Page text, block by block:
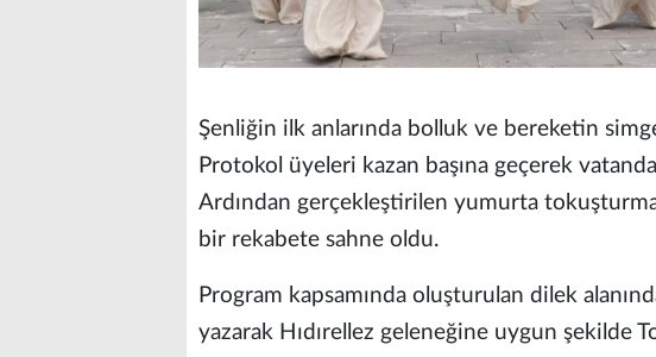
Şenliğin ilk anlarında bolluk ve bereketin
Protokol üyeleri kazan başına geçerek
Ardından gerçekleştirilen yumurta tokuşturma
bir rekabete sahne oldu.
Program kapsamında oluşturulan dilek
yazarak Hıdırellez geleneğine uygun şekilde